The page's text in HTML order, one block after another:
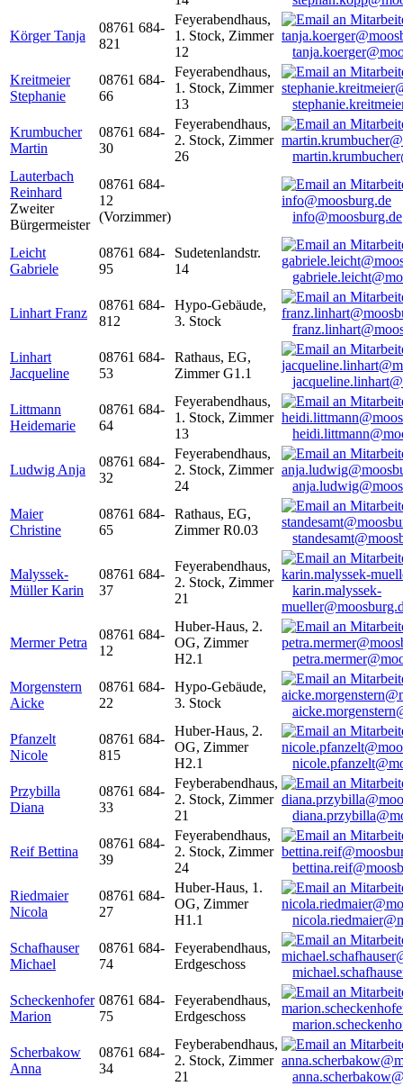
Körger Tanja
08761 684-
821
Feyerabendhaus,
1. Stock, Zimmer
12
Kreitmeier
Stephanie
08761 684-
66
Feyerabendhaus,
1. Stock, Zimmer
13
Krumbucher
Martin
08761 684-
30
Feyerabendhaus,
2. Stock, Zimmer
26
Lauterbach
Reinhard
Zweiter
Bürgermeister
08761 684-
12
(Vorzimmer)
info@moosburg.de
Leicht
Gabriele
08761 684-
95
Sudetenlandstr.
14
Linhart Franz
08761 684-
812
Hypo-Gebäude,
3. Stock
Linhart
Jacqueline
08761 684-
53
Rathaus, EG,
Zimmer G1.1
Littmann
Heidemarie
08761 684-
64
Feyerabendhaus,
1. Stock, Zimmer
13
Ludwig Anja
08761 684-
32
Feyerabendhaus,
2. Stock, Zimmer
24
Maier
Christine
08761 684-
65
Rathaus, EG,
Zimmer R0.03
Malyssek-
Müller Karin
08761 684-
37
Feyerabendhaus,
2. Stock, Zimmer
21
karin.malyssek-
Mermer Petra
08761 684-
12
Huber-Haus, 2.
OG, Zimmer
H2.1
Morgenstern
Aicke
08761 684-
22
Hypo-Gebäude,
3. Stock
Pfanzelt
Nicole
08761 684-
815
Huber-Haus, 2.
OG, Zimmer
H2.1
Przybilla
Diana
08761 684-
33
Feyberabendhaus,
2. Stock, Zimmer
21
Reif Bettina
08761 684-
39
Feyerabendhaus,
2. Stock, Zimmer
24
Riedmaier
Nicola
08761 684-
27
Huber-Haus, 1.
OG, Zimmer
H1.1
Schafhauser
Michael
08761 684-
74
Feyerabendhaus,
Erdgeschoss
Scheckenhofer
Marion
08761 684-
75
Feyerabendhaus,
Erdgeschoss
Scherbakow
Anna
08761 684-
34
Feyberabendhaus,
2. Stock, Zimmer
21